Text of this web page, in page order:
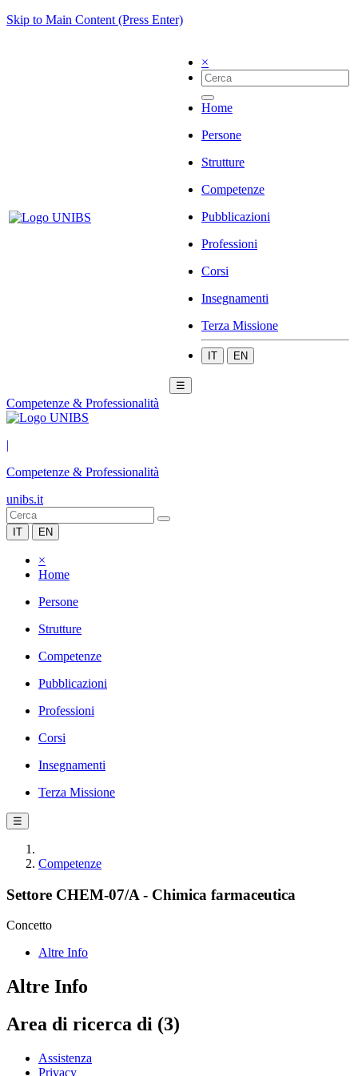
Skip to Main Content (Press Enter)
×
Home
Persone
Strutture
Competenze
Pubblicazioni
Professioni
Corsi
Insegnamenti
Terza Missione
IT EN
☰
Competenze & Professionalità
|
Competenze & Professionalità
unibs.it
IT EN
×
Home
Persone
Strutture
Competenze
Pubblicazioni
Professioni
Corsi
Insegnamenti
Terza Missione
☰
Competenze
Settore CHEM-07/A - Chimica farmaceutica
Concetto
Altre Info
Altre Info
Area di ricerca di (3)
Assistenza
Privacy